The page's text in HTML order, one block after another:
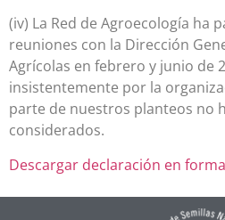
(iv) La Red de Agroecología ha
reuniones con la Dirección
Agrícolas en febrero y junio de
insistentemente por la
parte de nuestros planteos no
considerados.
Descargar declaración en